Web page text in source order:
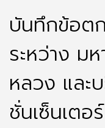
บันทึกข้อต
ระหว่าง ม
หลวง และ
ชั่นเซ็นเตอ